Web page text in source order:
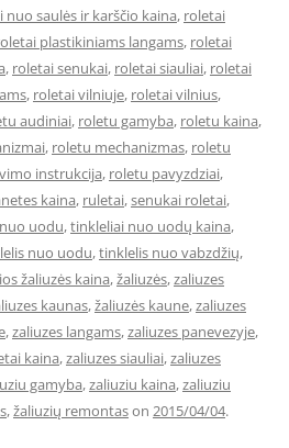
nuo saulės ir karščio kaina, roletai
plastikiniams langams, roletai
, roletai senukai, roletai siauliai, roletai
, roletai vilniuje, roletai vilnius,
audiniai, roletu gamyba, roletu kaina,
, roletu mechanizmas, roletu
instrukcija, roletu pavyzdziai,
kaina, ruletai,senukai roletai,
uodu,tinkleliai nuo uodų kaina,
nuo uodu,tinklelis nuo vabzdžių,
žaliuzės kaina,žaliuzės,zaliuzes
kaunas,žaliuzės kaune,zaliuzes
,zaliuzes langams,zaliuzes panevezyje,
kaina,zaliuzes siauliai,zaliuzes
gamyba,zaliuziu kaina,zaliuziu
,žaliuzių remontason 2015/04/04.